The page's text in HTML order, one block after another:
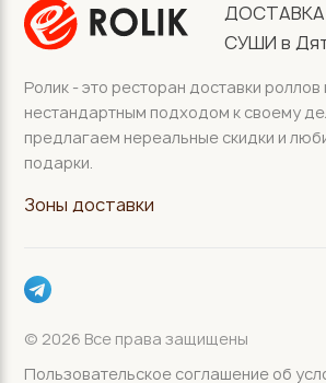
СУШИ в
Ролик - это ресторан доставки роллов
нестандартным подходом к своему
предлагаем нереальные скидки и
подарки.
Зоны доставки
© 2026 Все права защищены
Пользовательское соглашение об